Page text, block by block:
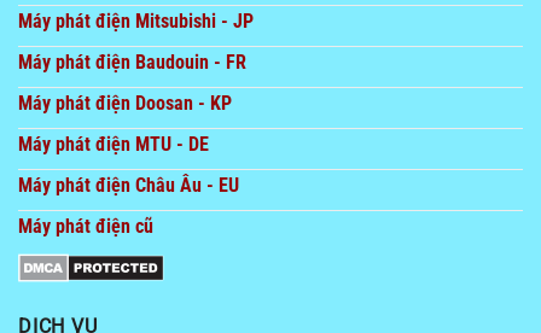
Máy phát điện Mitsubishi - JP
Máy phát điện Baudouin - FR
Máy phát điện Doosan - KP
Máy phát điện MTU - DE
Máy phát điện Châu Âu - EU
Máy phát điện cũ
DỊCH VỤ